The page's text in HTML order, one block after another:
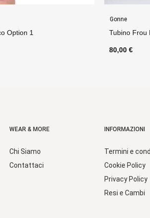
Frou Arriccio Option 85
75,00
WEAR & MORE
Chi Siamo
Contattaci
INFORMAZIONI
Termini e
Cookie Policy
Privacy Policy
Resi e Cambi